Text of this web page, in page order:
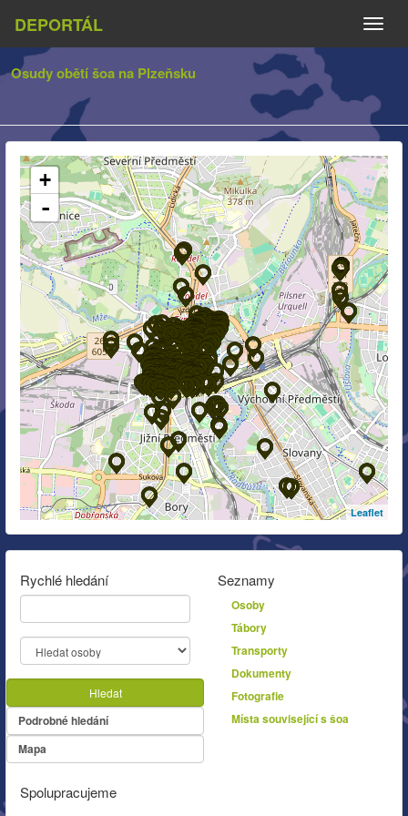
DEPORTÁL
Osudy obětí šoa na Plzeňsku
+
-
Leaflet
Rychlé hledání
Hledat
Podrobné hledání
Mapa
Seznamy
Osoby
Tábory
Transporty
Dokumenty
Fotografie
Místa související s šoa
Spolupracujeme